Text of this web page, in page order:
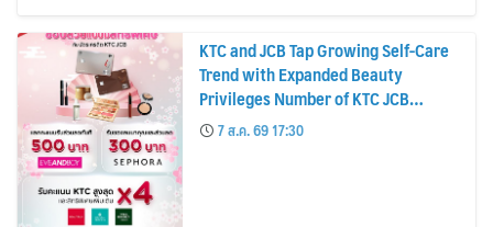
KTC and JCB Tap Growing Self-Care
Trend with Expanded Beauty
Privileges Number of KTC JCB
Cardmembers Spending on
Cosmetics Rises 26%
7 ส.ค. 69 17:30